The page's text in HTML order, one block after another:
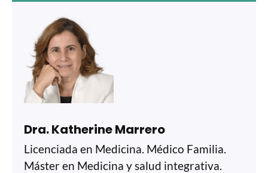
Dra. Katherine Marrero
Licenciada en Medicina. Médico Familia.
Máster en Medicina y salud integrativa.